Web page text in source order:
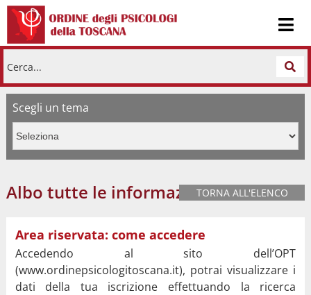
Cerca...
Scegli un tema
Albo tutte le informazioniTORNA ALL'ELENCO
Area riservata: come accedere
Accedendo al sito dell’OPT
(www.ordinepsicologitoscana.it), potrai visualizzare i
dati della tua iscrizione effettuando la ricerca